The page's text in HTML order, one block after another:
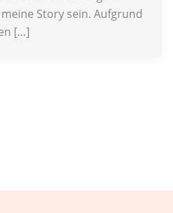
Story sein. Aufgrund
[…]